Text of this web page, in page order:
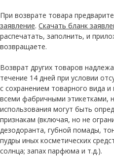
При возврате товара
заявление. Скачать бланк
распечатать, заполнить, и
возвращаете.
Возврат других товаров
течение 14 дней при условии
с сохранением товарного вида и
всеми фабричными этикетками,
использования могут быть
признакам (включая, но не
дезодоранта, губной помады,
пудры иных косметических
солнца; запах парфюма и т.д.).